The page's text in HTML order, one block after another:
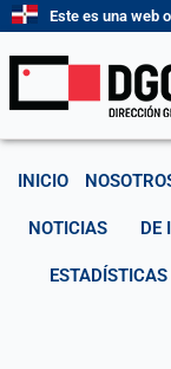
contenido
Este es una web
INICIO
NOTICIAS DE
ESTADÍSTICAS